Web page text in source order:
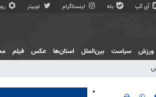
آی گپ بله اینستاگرام توییتر
ورزش سیاست بین‌الملل استان‌ها عکس فیلم